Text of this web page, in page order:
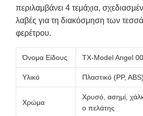
περιλαμβάνει 4 τεμάχια,
λαβές για τη διακόσμηση των
φερέτρου.
Όνομα Είδους TX-Model Angel
Υλικό Πλαστικό (PP,
Χρώμα
Χρυσό, ασημί,
ο πελάτης